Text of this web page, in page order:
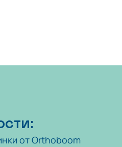
от Orthoboom